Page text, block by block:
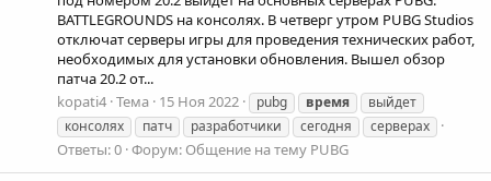
BATTLEGROUNDS на консолях. В четверг утром PUBG Studios
отключат серверы игры для проведения технических работ,
необходимых для установки обновления. Вышел обзор
патча 20.2 от...
kopati4 Тема 15 Ноя 2022 pubg время
выйдет
консолях
патч разработчики сегодня серверах
Ответы: 0 Форум: Общение на тему PUBG